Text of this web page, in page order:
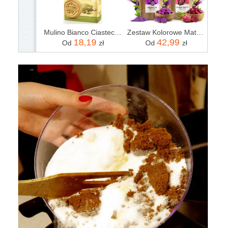
Mulino Bianco Ciasteczka Baiocchi Pistacjowe 240g
Od 18,19 zł
Zestaw Kolorowe Matche: Pink Matcha + Purple Matcha
Od 42,99 zł